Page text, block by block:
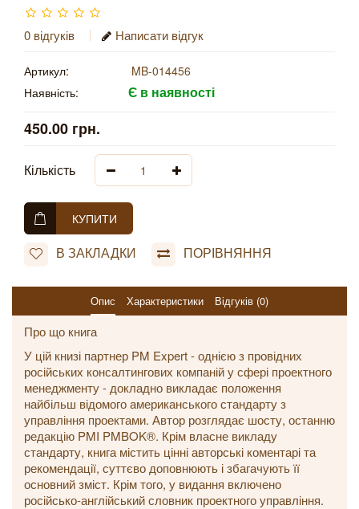
0 відгуків Написати відгук
Артикул:
MB-014456
Наявність:
Є в наявності
450.00 грн.
Кількість
КУПИТИ
В ЗАКЛАДКИ ПОРІВНЯННЯ
Опис Характеристики Відгуків (0)
Про що книга
У цій книзі партнер PM Expert - однією з провідних
російських консалтингових компаній у сфері проектного
менеджменту - докладно викладає положення
найбільш відомого американського стандарту з
управління проектами. Автор розглядає шосту, останню
редакцію PMI PMBOK®. Крім власне викладу
стандарту, книга містить цінні авторські коментарі та
рекомендації, суттєво доповнюють і збагачують її
основний зміст. Крім того, у видання включено
російсько-англійський словник проектного управління.